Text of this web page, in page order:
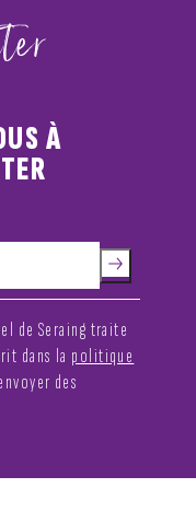
À
de Seraing traite
dans la politique
des